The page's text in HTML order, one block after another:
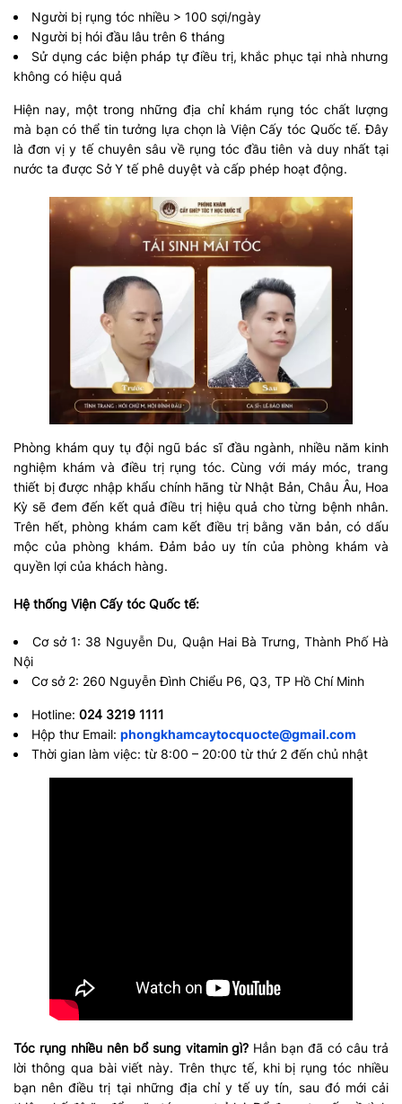
Người bị rụng tóc nhiều > 100 sợi/ngày
Người bị hói đầu lâu trên 6 tháng
Sử dụng các biện pháp tự điều trị, khắc phục tại nhà nhưng
không có hiệu quả
Hiện nay, một trong những địa chỉ khám rụng tóc chất lượng
mà bạn có thể tin tưởng lựa chọn là Viện Cấy tóc Quốc tế. Đây
là đơn vị y tế chuyên sâu về rụng tóc đầu tiên và duy nhất tại
nước ta được Sở Y tế phê duyệt và cấp phép hoạt động.
Phòng khám quy tụ đội ngũ bác sĩ đầu ngành, nhiều năm kinh
nghiệm khám và điều trị rụng tóc. Cùng với máy móc, trang
thiết bị được nhập khẩu chính hãng từ Nhật Bản, Châu Âu, Hoa
Kỳ sẽ đem đến kết quả điều trị hiệu quả cho từng bệnh nhân.
Trên hết, phòng khám cam kết điều trị bằng văn bản, có dấu
mộc của phòng khám. Đảm bảo uy tín của phòng khám và
quyền lợi của khách hàng.
Hệ thống Viện Cấy tóc Quốc tế:
Cơ sở 1: 38 Nguyễn Du, Quận Hai Bà Trưng, Thành Phố Hà
Nội
Cơ sở 2: 260 Nguyễn Đình Chiểu P6, Q3, TP Hồ Chí Minh
Hotline: 024 3219 1111
Hộp thư Email: phongkhamcaytocquocte@gmail.com
Thời gian làm việc: từ 8:00 – 20:00 từ thứ 2 đến chủ nhật
Tóc rụng nhiều nên bổ sung vitamin gì? Hẳn bạn đã có câu trả
lời thông qua bài viết này. Trên thực tế, khi bị rụng tóc nhiều
bạn nên điều trị tại những địa chỉ y tế uy tín, sau đó mới cải